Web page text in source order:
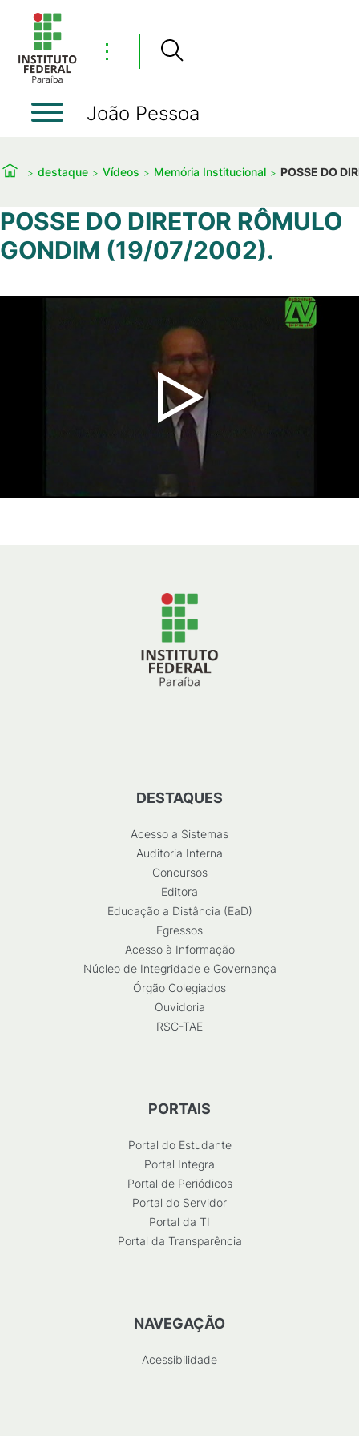
⋮
João Pessoa
destaque Vídeos Memória Institucional POSSE DO
POSSE DO DIRETOR RÔMULO
GONDIM (19/07/2002).
DESTAQUES
Acesso a Sistemas
Auditoria Interna
Concursos
Editora
Educação a Distância (EaD)
Egressos
Acesso à Informação
Núcleo de Integridade e Governança
Órgão Colegiados
Ouvidoria
RSC-TAE
PORTAIS
Portal do Estudante
Portal Integra
Portal de Periódicos
Portal do Servidor
Portal da TI
Portal da Transparência
NAVEGAÇÃO
Acessibilidade